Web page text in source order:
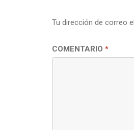
Tu dirección de correo
COMENTARIO *